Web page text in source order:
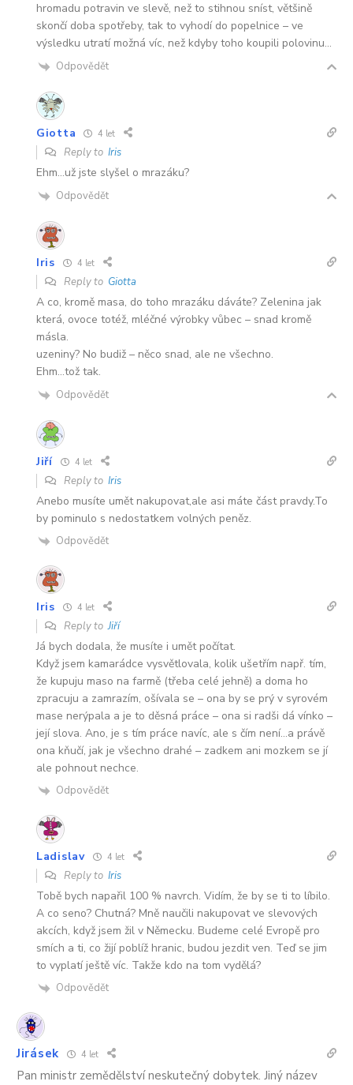
hromadu potravin ve slevě, než to stihnou sníst, většině
skončí doba spotřeby, tak to vyhodí do popelnice – ve
výsledku utratí možná víc, než kdyby toho koupili polovinu…
Odpovědět
Giotta 4 let
Reply to Iris
Ehm…už jste slyšel o mrazáku?
Odpovědět
Iris 4 let
Reply to Giotta
A co, kromě masa, do toho mrazáku dáváte? Zelenina jak
která, ovoce totéž, mléčné výrobky vůbec – snad kromě
másla.
uzeniny? No budiž – něco snad, ale ne všechno.
Ehm…tož tak.
Odpovědět
Jiří 4 let
Reply to Iris
Anebo musíte umět nakupovat,ale asi máte část pravdy.To
by pominulo s nedostatkem volných peněz.
Odpovědět
Iris 4 let
Reply toJiří
Já bych dodala, že musíte i umět počítat.
Když jsem kamarádce vysvětlovala, kolik ušetřím např. tím,
že kupuju maso na farmě (třeba celé jehně) a doma ho
zpracuju a zamrazím, ošívala se – ona by se prý v syrovém
mase nerýpala a je to děsná práce – ona si radši dá vínko –
její slova. Ano, je s tím práce navíc, ale s čím není…a právě
ona kňučí, jak je všechno drahé – zadkem ani mozkem se jí
ale pohnout nechce.
Odpovědět
Ladislav 4 let
Reply to Iris
Tobě bych napařil 100 % navrch. Vidím, že by se ti to líbilo.
A co seno? Chutná? Mně naučili nakupovat ve slevových
akcích, když jsem žil v Německu. Budeme celé Evropě pro
smích a ti, co žijí poblíž hranic, budou jezdit ven. Teď se jim
to vyplatí ještě víc. Takže kdo na tom vydělá?
Odpovědět
Jirásek 4 let
Pan ministr zemědělství neskutečný dobytek. Jiný název